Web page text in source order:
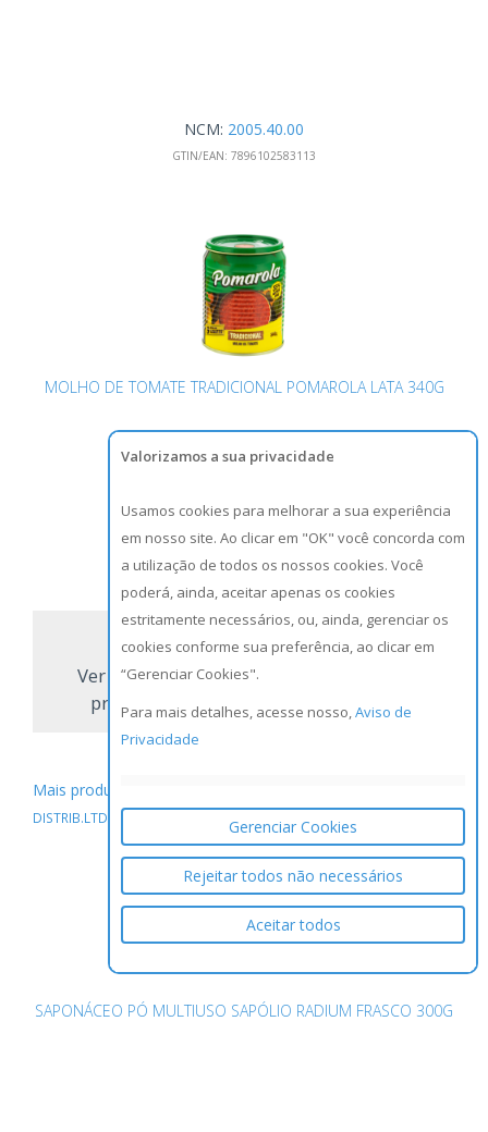
NCM: 2005.40.00
GTIN/EAN: 7896102583113
MOLHO DE TOMATE TRADICIONAL POMAROLA LATA 340G
NCM:2103.20.10
GTIN/EAN: 7896036094969
Ver todos os
produtos
Mais produtos do Fabricante / Distribuidor
DISTRIB.LTDA.
SAPONÁCEO PÓ MULTIUSO SAPÓLIO RADIUM FRASCO 300G
Valorizamos a sua privacidade
Usamos cookies para melhorar a sua experiência
em nosso site. Ao clicar em "OK" você concorda com
a utilização de todos os nossos cookies. Você
poderá, ainda, aceitar apenas os cookies
estritamente necessários, ou, ainda, gerenciar os
cookies conforme sua preferência, ao clicar em
“Gerenciar Cookies".
Para mais detalhes, acesse nosso,Aviso de
Privacidade
Gerenciar Cookies
Rejeitar todos não necessários
Aceitar todos